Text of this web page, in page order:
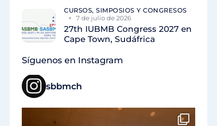
CURSOS, SIMPOSIOS Y CONGRESOS
7 de julio de 2026
27th IUBMB Congress 2027 en
Cape Town, Sudáfrica
Síguenos en Instagram
sbbmch